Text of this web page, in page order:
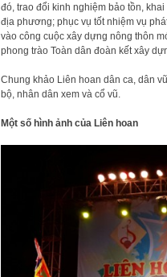
đó, trao đổi kinh nghiệm bảo tồn,
địa phương; phục vụ tốt nhiệm vụ
vào công cuộc xây dựng nông thôn
phong trào Toàn dân đoàn kết xây
Chung khảo Liên hoan dân ca, dân
bộ, nhân dân xem và cổ vũ.
Một số hình ảnh của Liên hoan